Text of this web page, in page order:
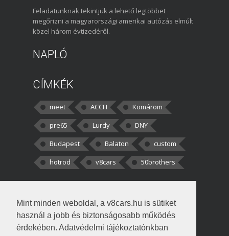
Mint minden weboldal, a v8cars.hu is sütiket
használ a jobb és biztonságosabb működés
érdekében. Adatvédelmi tájékoztatónkban
Feladatunknak tekintjük a lehető legtöbbet
megőrizni a magyarországi amerikai autózás elmúlt
közel három évtizedéről.
NAPLÓ
CÍMKÉK
meet ACCH
Komárom
pre65
Lurdy
DNY
Budapest
Balaton
custom
hotrod
v8cars 50brothers
kortisz:Elszúrtam! Én csak két
darabbaal számoltam. Nem tudtam, hogy fél autót,